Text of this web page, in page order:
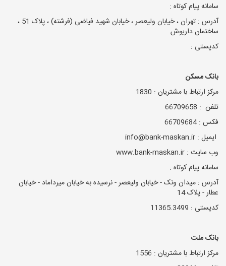
سامانه پیام کوتاه :
آدرس : تهران ، خیابان ولیعصر ، خیابان شهید فیاضی (فرشته) ، پلاک 51 ،
ساختمان داریوش
کدپستی :
بانک مسکن
مرکز ارتباط با مشتریان : 1830
تلفن : 66709658
فکس : 66709684
ایمیل : info@bank-maskan.ir
وب سایت : www.bank-maskan.ir
سامانه پیام کوتاه :
آدرس : میدان ونک - خیابان ولیعصر - نرسیده به خیابان میرداماد - خیابان
عطار - پلاک 14
کدپستی : 11365.3499
بانک ملت
مرکز ارتباط با مشتریان : 1556